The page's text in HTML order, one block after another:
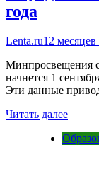
года
Lenta.ru12 месяцев
Минпросвещения
начнется 1
Эти данные
Читать далее